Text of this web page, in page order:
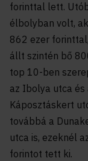
forinttal lett.
élbolyban volt,
862 ezer
állt szintén bő
top 10-ben
az Ibolya utca
Káposztáskert
továbbá a
utca is, ezeknél
forintot tett ki.